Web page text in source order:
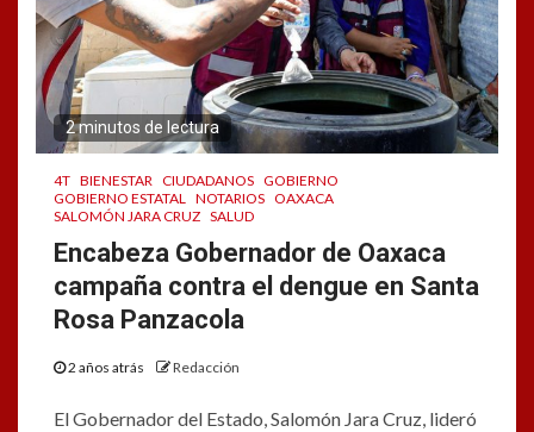
2 minutos de lectura
4T BIENESTAR CIUDADANOS GOBIERNO
GOBIERNO ESTATAL NOTARIOS OAXACA
SALOMÓN JARA CRUZ SALUD
Encabeza Gobernador de Oaxaca
campaña contra el dengue en Santa
Rosa Panzacola
2 años atrás Redacción
El Gobernador del Estado, Salomón Jara Cruz, lideró